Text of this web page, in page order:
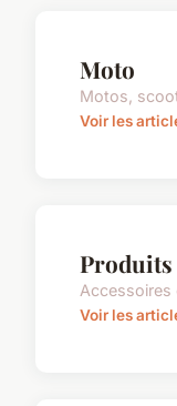
Moto
Motos,
Voir les
Produits
Voir les